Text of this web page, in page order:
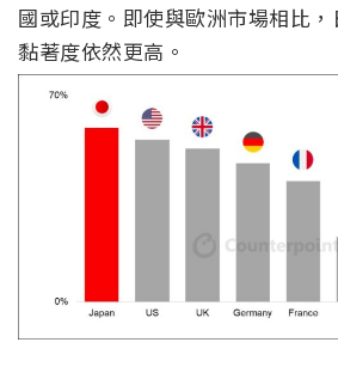
國或印度。即使與歐洲市場相比
黏著度依然更高。